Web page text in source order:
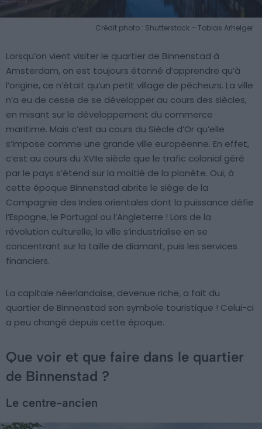
Crédit photo : Shutterstock – Tobias Arhelger
Lorsqu’on vient visiter le quartier de Binnenstad à
Amsterdam, on est toujours étonné d’apprendre qu’à
l’origine, ce n’était qu’un petit village de pêcheurs. La ville
n’a eu de cesse de se développer au cours des siècles,
en misant sur le développement du commerce
maritime. Mais c’est au cours du Siècle d’Or qu’elle
s’impose comme une grande ville européenne. En effet,
c’est au cours du XVIIe siècle que le trafic colonial géré
par le pays s’étend sur la moitié de la planète. Oui, à
cette époque Binnenstad abrite le siège de la
Compagnie des Indes orientales dont la puissance défie
l’Espagne, le Portugal ou l’Angleterre ! Lors de la
révolution culturelle, la ville s’industrialise en se
concentrant sur la taille de diamant, puis les services
financiers.
La capitale néerlandaise, devenue riche, a fait du
quartier de Binnenstad son symbole touristique ! Celui-ci
a peu changé depuis cette époque.
Que voir et que faire dans le quartier
de Binnenstad ?
Le centre-ancien